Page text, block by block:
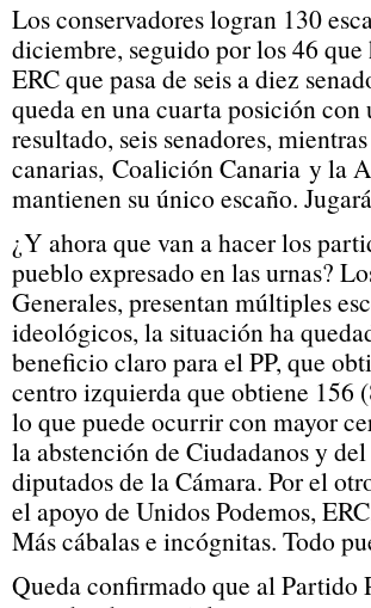
Los conservadores logran 130
diciembre, seguido por los 46
ERC que pasa de seis a diez
queda en una cuarta posición
resultado, seis senadores,
canarias, Coalición Canaria y la
mantienen su único escaño.
¿Y ahora que van a hacer los
pueblo expresado en las urnas?
Generales, presentan múltiples
ideológicos, la situación ha
beneficio claro para el PP, que
centro izquierda que obtiene 156
lo que puede ocurrir con mayor
la abstención de Ciudadanos y
diputados de la Cámara. Por el
el apoyo de Unidos Podemos,
Más cábalas e incógnitas. Todo
Queda confirmado que al Partido